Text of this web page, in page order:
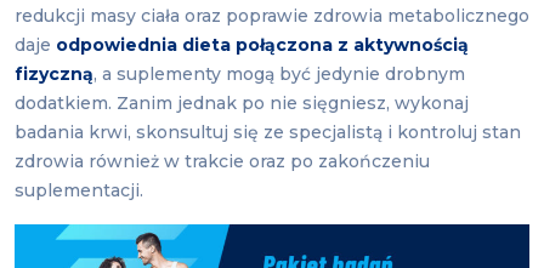
redukcji masy ciała oraz poprawie zdrowia metabolicznego
daje odpowiednia dieta połączona z aktywnością
fizyczną, a suplementy mogą być jedynie drobnym
dodatkiem. Zanim jednak po nie sięgniesz, wykonaj
badania krwi, skonsultuj się ze specjalistą i kontroluj stan
zdrowia również w trakcie oraz po zakończeniu
suplementacji.